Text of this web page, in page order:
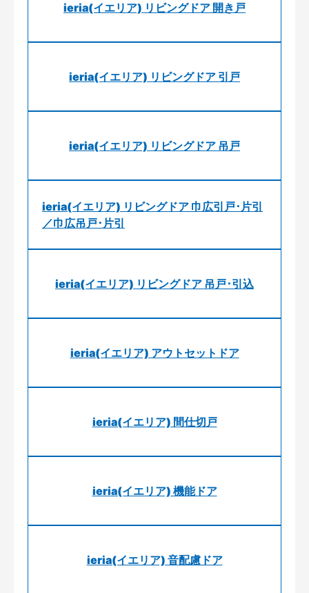
ieria(イエリア) リビングドア 開き戸
ieria(イエリア) リビングドア 引戸
ieria(イエリア) リビングドア 吊戸
ieria(イエリア) リビングドア 巾広引戸･片引
／巾広吊戸･片引
ieria(イエリア) リビングドア 吊戸･引込
ieria(イエリア) アウトセットドア
ieria(イエリア) 間仕切戸
ieria(イエリア) 機能ドア
ieria(イエリア) 音配慮ドア